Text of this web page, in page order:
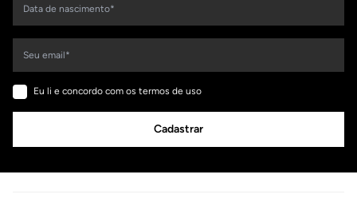
Eu li e concordo com os termos de uso
Cadastrar